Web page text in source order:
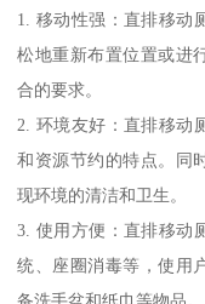
1. 移动性强：直排移动
松地重新布置位置或进
合的要求。
2. 环境友好：直排移动
和资源节约的特点。同
现环境的清洁和卫生。
3. 使用方便：直排移动
统、座圈消毒等，使用